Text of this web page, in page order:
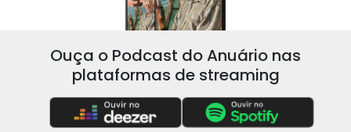
Ouça o Podcast do Anuário nas
plataformas de streaming